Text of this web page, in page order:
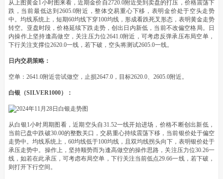
从上图黄金1小时图来看，近期金价自2720.0附近受到卖盘的打压，价格震荡下
跌，当前最低达到2605.0附近，整体交易重心下移，表明金价处于空头走势
中。均线系统上，短期60均线下穿100均线，形成看跌死叉形态，表明黄金走势
转空。亚盘时段，价格延续下跌走势，创出日内新低，当前不改偏空格局。日
内操作上坚持逢高做空，关注压力位2641.0附近，可考虑反弹承压布局空单，
下行关注支撑位2620.0一线，若下破，空头将测试2605.0一线。
日内交易策略：
空单：2641.0附近尝试做空，止损2647.0，目标2620.0、2605.0附近。
白银（SILVER1000）：
从白银1小时周期图看，近期空头自31.52一线开始进场，价格不断创出新低，
当前已盘中跌破30.00的整数关口，交易重心持续震荡下移，当前银价处于偏空
走势中。均线系统上，60均线低于100均线，且双均线拐头向下，表明银价处于
承压走势中。操作上，坚持顺势而为逢高做空的操作思路，关注压力位30.26一
线，如若在此承压，可考虑布局空单，下行关注当前低点29.66一线，若下破，
则打开下行空间。